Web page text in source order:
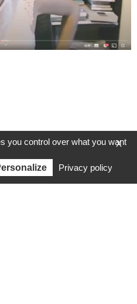
X
you control over what you want
Privacy policy